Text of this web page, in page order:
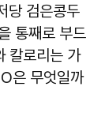
당 검은콩두
통째로 부드
칼로리는 가
은 무엇일까